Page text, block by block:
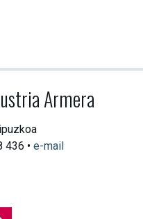
Armera
436 • e-mail